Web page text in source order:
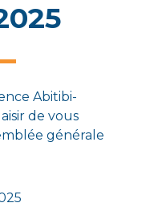
Abitibi-
de vous
générale